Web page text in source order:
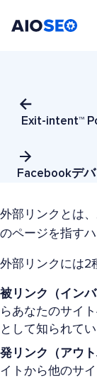
Exit-intent™
Facebookデ
外部リンクとは
のページを指す
外部リンクには2
被リンク（イン
らあなたのサイ
として知られてい
発リンク（アウ
イトから他のサ